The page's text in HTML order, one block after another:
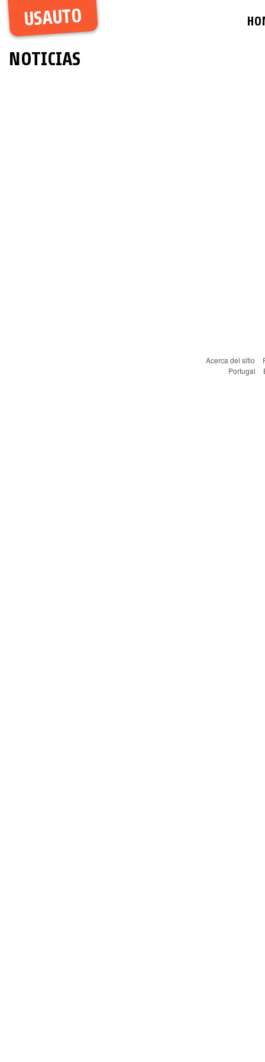
USAUTO
NOTICIAS
Acerca del sitio
Portugal